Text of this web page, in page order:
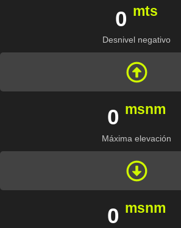
0 mts
Desnivel negativo
0 msnm
Máxima elevación
0 msnm